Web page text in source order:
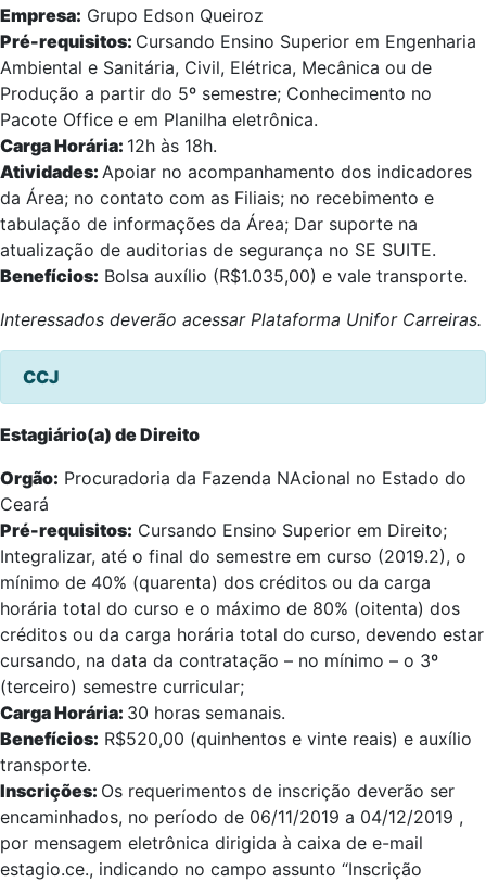
Empresa: Grupo Edson Queiroz
Pré-requisitos: Cursando Ensino Superior em Engenharia
Ambiental e Sanitária, Civil, Elétrica, Mecânica ou de
Produção a partir do 5º semestre; Conhecimento no
Pacote Office e em Planilha eletrônica.
Carga Horária: 12h às 18h.
Atividades: Apoiar no acompanhamento dos indicadores
da Área; no contato com as Filiais; no recebimento e
tabulação de informações da Área; Dar suporte na
atualização de auditorias de segurança no SE SUITE.
Benefícios: Bolsa auxílio (R$1.035,00) e vale transporte.
Interessados deverão acessar Plataforma Unifor Carreiras.
CCJ
Estagiário(a) de Direito
Orgão: Procuradoria da Fazenda NAcional no Estado do
Ceará
Pré-requisitos: Cursando Ensino Superior em Direito;
Integralizar, até o final do semestre em curso (2019.2), o
mínimo de 40% (quarenta) dos créditos ou da carga
horária total do curso e o máximo de 80% (oitenta) dos
créditos ou da carga horária total do curso, devendo estar
cursando, na data da contratação – no mínimo – o 3º
(terceiro) semestre curricular;
Carga Horária: 30 horas semanais.
Benefícios: R$520,00 (quinhentos e vinte reais) e auxílio
transporte.
Inscrições: Os requerimentos de inscrição deverão ser
encaminhados, no período de 06/11/2019 a 04/12/2019 ,
por mensagem eletrônica dirigida à caixa de e-mail
estagio.ce., indicando no campo assunto “Inscrição